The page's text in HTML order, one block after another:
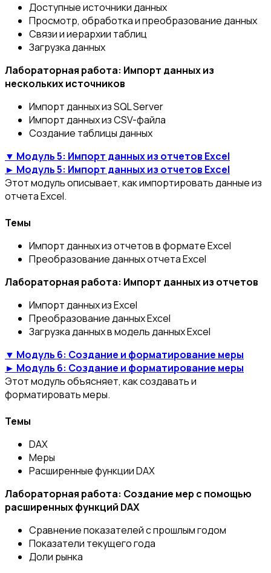
Доступные источники данных
Просмотр, обработка и преобразование данных
Связи и иерархии таблиц
Загрузка данных
Лабораторная работа: Импорт данных из
нескольких источников
Импорт данных из SQL Server
Импорт данных из CSV-файла
Создание таблицы данных
▼ Модуль 5: Импорт данных из отчетов Excel
► Модуль 5: Импорт данных из отчетов Excel
Этот модуль описывает, как импортировать данные из
отчета Excel.
Темы
Импорт данных из отчетов в формате Excel
Преобразование данных отчета Excel
Лабораторная работа: Импорт данных из отчетов
Импорт данных из Excel
Преобразование данных Excel
Загрузка данных в модель данных Excel
▼ Модуль 6: Создание и форматирование меры
► Модуль 6: Создание и форматирование меры
Этот модуль объясняет, как создавать и
форматировать меры.
Темы
DAX
Меры
Расширенные функции DAX
Лабораторная работа: Создание мер с помощью
расширенных функций DAX
Сравнение показателей с прошлым годом
Показатели текущего года
Доли рынка